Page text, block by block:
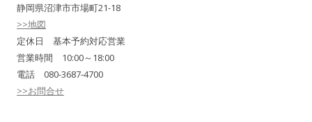
静岡県沼津市市場町21-18
>>地図
定休日 基本予約対応営業
営業時間 10:00～18:00
電話 080-3687-4700
>>お問合せ